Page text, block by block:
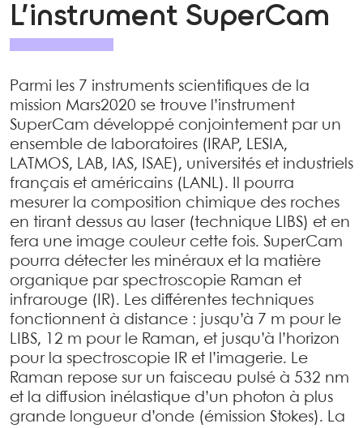
L’instrument SuperCam
Parmi les 7 instruments scientifiques de la
mission Mars2020 se trouve l’instrument
SuperCam développé conjointement par un
ensemble de laboratoires (IRAP, LESIA,
LATMOS, LAB, IAS, ISAE), universités et industriels
français et américains (LANL). Il pourra
mesurer la composition chimique des roches
en tirant dessus au laser (technique LIBS) et en
fera une image couleur cette fois. SuperCam
pourra détecter les minéraux et la matière
organique par spectroscopie Raman et
infrarouge (IR). Les différentes techniques
fonctionnent à distance : jusqu’à 7 m pour le
LIBS, 12 m pour le Raman, et jusqu’à l’horizon
pour la spectroscopie IR et l’imagerie. Le
Raman repose sur un faisceau pulsé à 532 nm
et la diffusion inélastique d’un photon à plus
grande longueur d’onde (émission Stokes). La